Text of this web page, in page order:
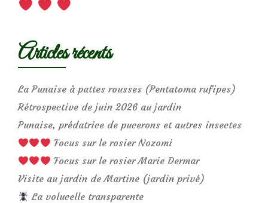
Articles récents
La Punaise à pattes rousses (Pentatoma rufipes)
Rétrospective de juin 2026 au jardin
Punaise, prédatrice de pucerons et autres insectes
Focus sur le rosier Nozomi
Focus sur le rosier Marie Dermar
Visite au jardin de Martine (jardin privé)
La volucelle transparente